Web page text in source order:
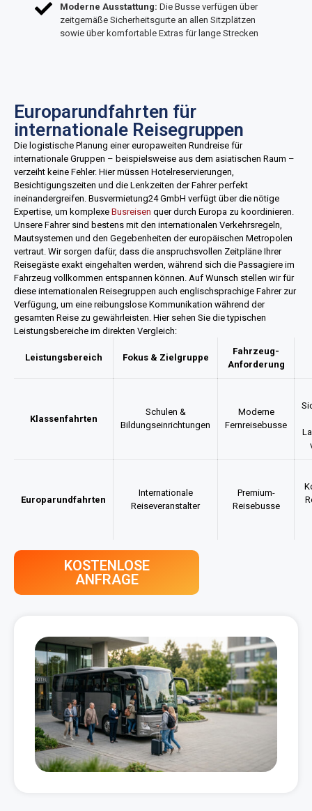
Moderne Ausstattung: Die Busse verfügen über
zeitgemäße Sicherheitsgurte an allen Sitzplätzen
sowie über komfortable Extras für lange Strecken
Europarundfahrten für
internationale Reisegruppen
Die logistische Planung einer europaweiten Rundreise für
internationale Gruppen – beispielsweise aus dem asiatischen Raum –
verzeiht keine Fehler. Hier müssen Hotelreservierungen,
Besichtigungszeiten und die Lenkzeiten der Fahrer perfekt
ineinandergreifen. Busvermietung24 GmbH verfügt über die nötige
Expertise, um komplexe Busreisen quer durch Europa zu koordinieren.
Unsere Fahrer sind bestens mit den internationalen Verkehrsregeln,
Mautsystemen und den Gegebenheiten der europäischen Metropolen
vertraut. Wir sorgen dafür, dass die anspruchsvollen Zeitpläne Ihrer
Reisegäste exakt eingehalten werden, während sich die Passagiere im
Fahrzeug vollkommen entspannen können. Auf Wunsch stellen wir für
diese internationalen Reisegruppen auch englischsprachige Fahrer zur
Verfügung, um eine reibungslose Kommunikation während der
gesamten Reise zu gewährleisten. Hier sehen Sie die typischen
Leistungsbereiche im direkten Vergleich:
Leistungsbereich Fokus & Zielgruppe
Fahrzeug-
Anforderung
Klassenfahrten
Schulen &
Bildungseinrichtungen
Moderne
Fernreisebusse
Europarundfahrten
Internationale
Reiseveranstalter
Premium-
Reisebusse
KOSTENLOSE
ANFRAGE